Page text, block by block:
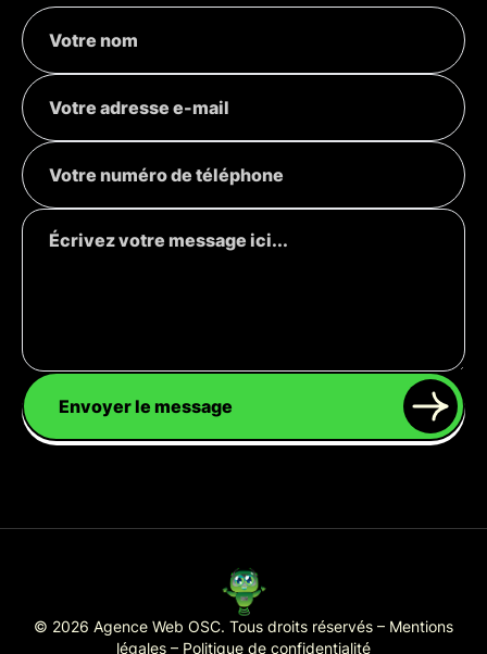
Envoyer le message
© 2026 Agence Web OSC. Tous droits réservés – Mentions
légales – Politique de confidentialité